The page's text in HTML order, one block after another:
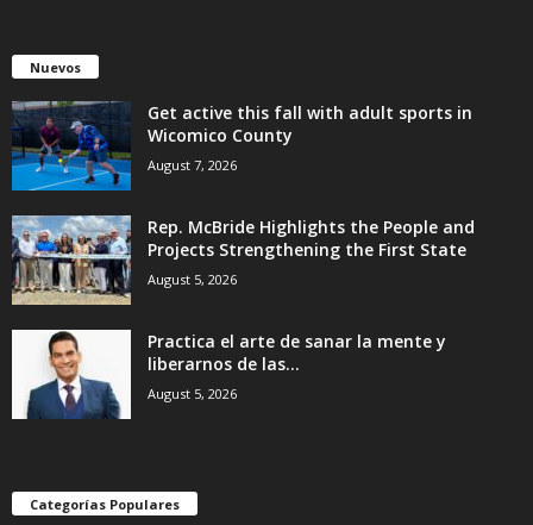
Nuevos
Get active this fall with adult sports in
Wicomico County
August 7, 2026
Rep. McBride Highlights the People and
Projects Strengthening the First State
August 5, 2026
Practica el arte de sanar la mente y
liberarnos de las...
August 5, 2026
Categorías Populares